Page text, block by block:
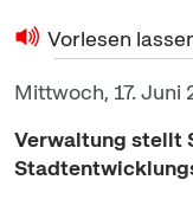
Vorlesen
Mittwoch, 17. Juni
Verwaltung stellt